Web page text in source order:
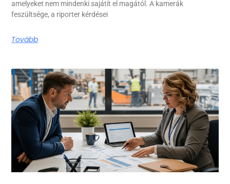
amelyeket nem mindenki sajátít el magától. A kamerák
feszültsége, a riporter kérdései
Tovább